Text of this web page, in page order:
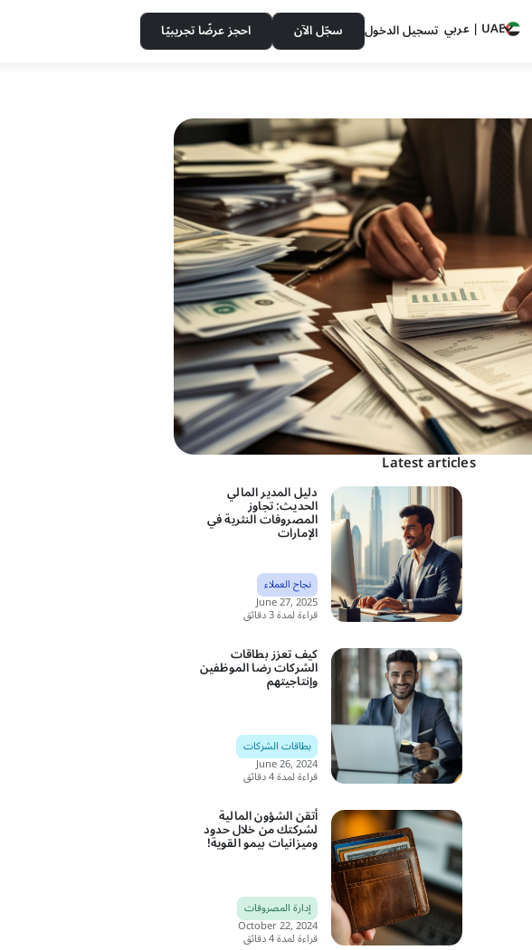
UAE | عربي تسجيل الدخول سجّل الآن احجز عرضًا تجريبيًا
Latest articles
دليل المدير المالي
الحديث: تجاوز
المصروفات النثرية في
الإمارات
نجاح العملاء
June 27, 2025
قراءة لمدة 3 دقائق
كيف تعزز بطاقات
الشركات رضا الموظفين
وإنتاجيتهم
بطاقات الشركات
June 26, 2024
قراءة لمدة 4 دقائق
أتقن الشؤون المالية
لشركتك من خلال حدود
وميزانيات بيمو القوية!
إدارة المصروفات
October 22, 2024
قراءة لمدة 4 دقائق